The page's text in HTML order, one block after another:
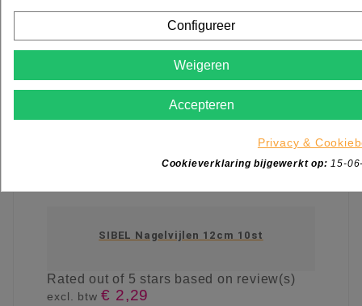
SIBEL Nagelvijlen 12cm 10st
Ratedout of 5 stars based on review(s)
excl. btw€ 2,29
Configureer
Weigeren
Accepteren
Privacy &
Cookieverklaring bijgewerkt op: 15-